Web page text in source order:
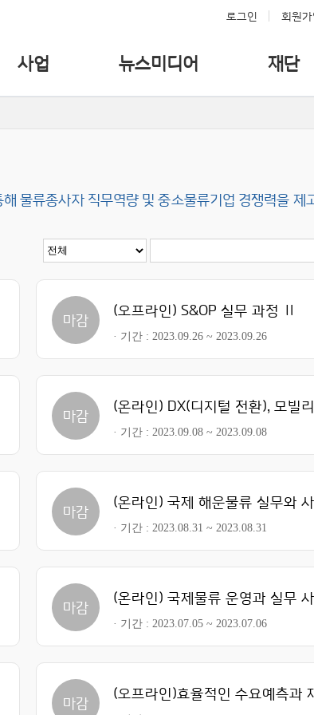
로그인 회원
사업 뉴스미디어 재단
물류종사자 직무역량 및 중소물류기업 경쟁력을 제
마감 (오프라인) S&OP 실무 과정 Ⅱ
기간 2023.09.26 ~ 2023.09.26
마감
기간 2023.09.08 ~ 2023.09.08
마감 (온라인) 국제 해운물류 실무와
기간 2023.08.31 ~ 2023.08.31
마감
기간 2023.07.05 ~ 2023.07.06
마감